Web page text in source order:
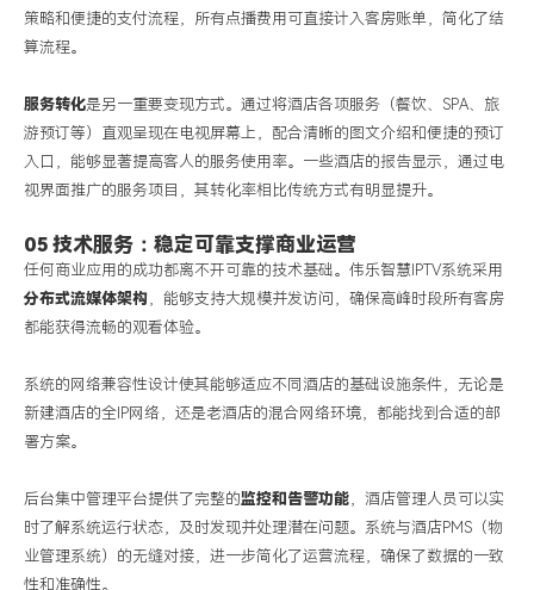
策略和便捷的支付流程，所有点播费用可直接计入客房账单，简化了结
算流程。
服务转化是另一重要变现方式。通过将酒店各项服务（餐饮、 SPA、旅
游预订等）直观呈现在电视屏幕上，配合清晰的图文介绍和便捷的预订
入口，能够显著提高客人的服务使用率。一些酒店的报告显示，通过电
视界面推广的服务项目，其转化率相比传统方式有明显提升。
05 技术服务：稳定可靠支撑商业运营
任何商业应用的成功都离不开可靠的技术基础。伟乐智慧 IPTV系统采用
分布式流媒体架构 ，能够支持大规模并发访问，确保高峰时段所有客房
都能获得流畅的观看体验。
系统的网络兼容性设计使其能够适应不同酒店的基础设施条件，无论是
新建酒店的全 IP网络，还是老酒店的混合网络环境，都能找到合适的部
署方案。
后台集中管理平台提供了完整的监控和告警功能 ，酒店管理人员可以实
时了解系统运行状态，及时发现并处理潜在问题。系统与酒店PMS （物
业管理系统）的无缝对接，进一步简化了运营流程，确保了数据的一致
性和准确性。